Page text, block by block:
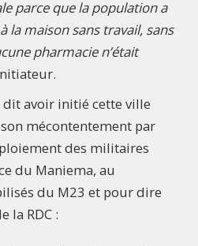
parce que la population a
la maison sans travail, sans
pharmacie n’était
avoir initié cette ville
mécontentement par
des militaires
du Maniema, au
du M23 et pour dire
la RDC :